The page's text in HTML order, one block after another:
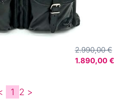
2.990,00 €
1.890,00 €
1 2 >